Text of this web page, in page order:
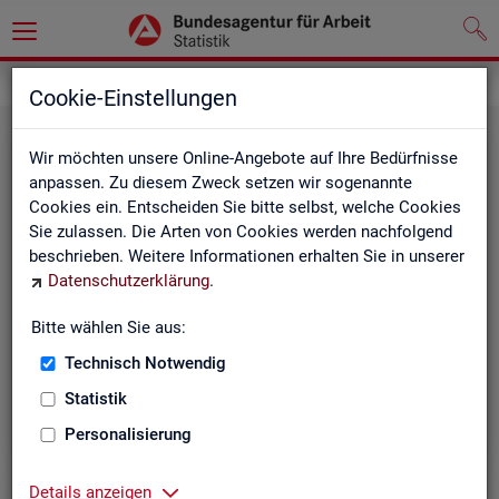
Cookie-Einstellungen
Wir möchten unsere Online-Angebote auf Ihre Bedürfnisse
anpassen. Zu diesem Zweck setzen wir sogenannte
Cookies ein. Entscheiden Sie bitte selbst, welche Cookies
Sie zulassen. Die Arten von Cookies werden nachfolgend
beschrieben. Weitere Informationen erhalten Sie in unserer
Datenschutzerklärung.
Bitte wählen Sie aus:
Technisch Notwendig
Statistik
Personalisierung
Details anzeigen
Re­gio­na­le Glie­de­run­gen
Landkreise) in den Statistiken der BA